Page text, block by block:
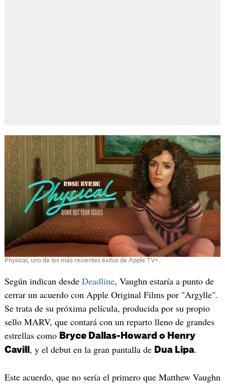
Physical, uno de los más recientes éxitos de Apple TV+.
Según indican desde Deadline, Vaughn estaría a punto de
cerrar un acuerdo con Apple Original Films por "Argylle".
Se trata de su próxima película, producida por su propio
sello MARV, que contará con un reparto lleno de grandes
estrellas como Bryce Dallas-Howard o Henry
Cavill , y el debut en la gran pantalla de Dua Lipa.
Este acuerdo, que no sería el primero que Matthew Vaughn